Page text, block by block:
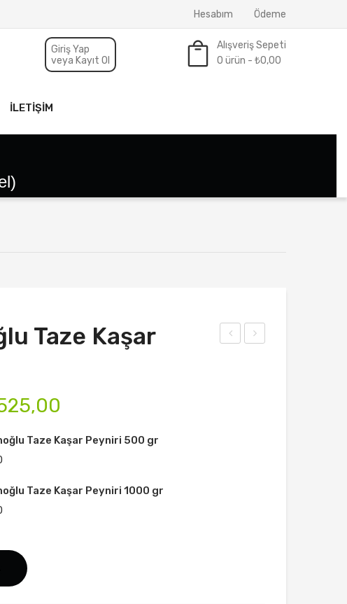
Hesabım Ödeme
Giriş Yap
veya Kayıt Ol
Alışveriş Sepeti
0 ürün - ₺0,00
İLETIŞIM
Taze Kaşar
Taze Kaşar Peyniri 500 gr
Taze Kaşar Peyniri 1000 gr